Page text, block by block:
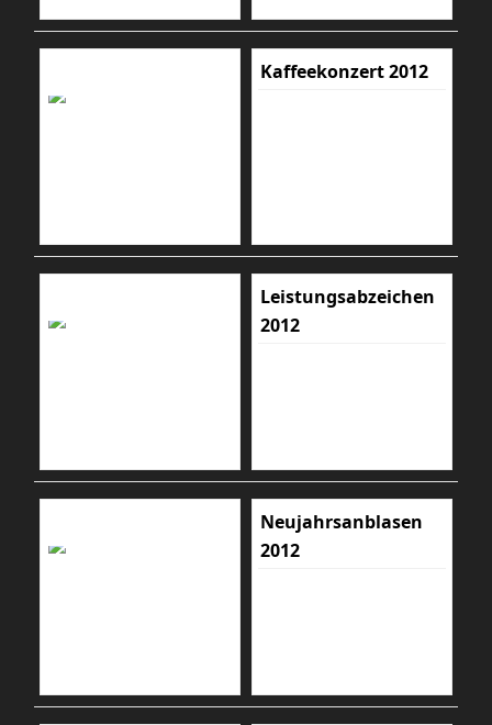
Kaffeekonzert 2012
Leistungsabzeichen
2012
Neujahrsanblasen
2012